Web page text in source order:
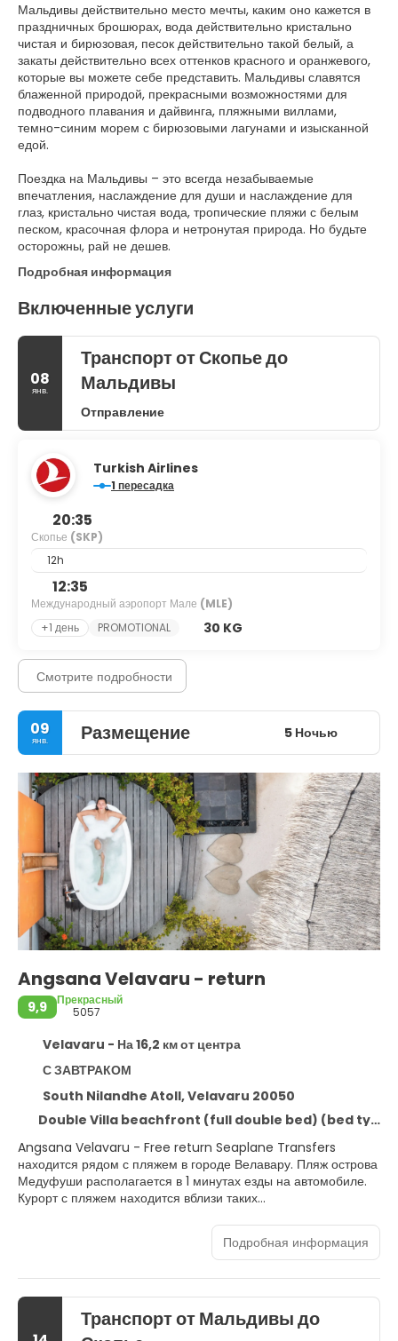
Мальдивы действительно место мечты, каким оно кажется в
праздничных брошюрах, вода действительно кристально
чистая и бирюзовая, песок действительно такой белый, а
закаты действительно всех оттенков красного и оранжевого,
которые вы можете себе представить. Мальдивы славятся
блаженной природой, прекрасными возможностями для
подводного плавания и дайвинга, пляжными виллами,
темно-синим морем с бирюзовыми лагунами и изысканной
едой.
Поездка на Мальдивы – это всегда незабываемые
впечатления, наслаждение для души и наслаждение для
глаз, кристально чистая вода, тропические пляжи с белым
песком, красочная флора и нетронутая природа. Но будьте
Подробная информация
Включенные услуги
08
янв.
Транспорт от Скопье до
Мальдивы
Отправление
Turkish Airlines
1 пересадка
20:35
Скопье (SKP)
12h
12:35
Международный аэропорт Мале (MLE)
+1 день
PROMOTIONAL 30 KG
Смотрите подробности
09
янв. Размещение 5 Ночью
Angsana Velavaru - return
9,9
Прекрасный
5057
Velavaru - На 16,2 км от центра
С ЗАВТРАКОМ
South Nilandhe Atoll, Velavaru 20050
Double Villa beachfront (full double bed) (bed type is subject to availability)
Angsana Velavaru - Free return Seaplane Transfers
находится рядом с пляжем в городе Велавару. Пляж острова
Медуфуши располагается в 1 минутах езды на автомобиле.
Курорт с пляжем находится вблизи таких
Расслабьтесь в спа-центре, который предлагает полный
комплекс услуг, включая массаж. Этот курорт предоставляет
дополнительные услуги и удобства: бесплатный
беспроводной доступ в интернет и услуги консьержа.
Подробная информация
Транспорт от Мальдивы до